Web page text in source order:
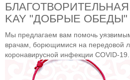
БЛАГОТВОРИТЕЛЬНАЯ
KAY "ДОБРЫЕ ОБЕДЫ"
Мы предлагаем вам помочь
врачам, борющимися на передовой
коронавирусной инфекции COVID-19.